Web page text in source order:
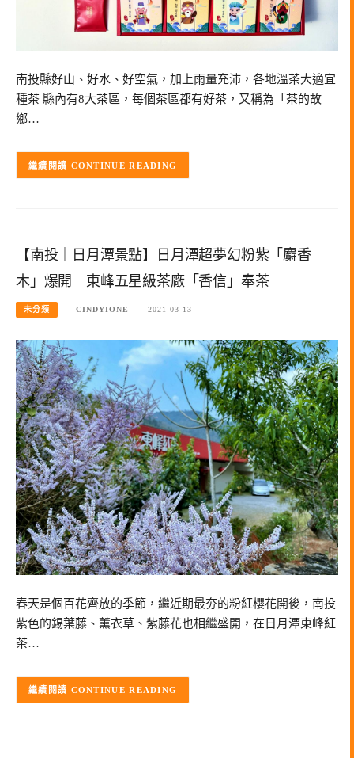
南投縣好山、好水、好空氣，加上雨量充沛，各地溫茶大適宜
種茶 縣內有8大茶區，每個茶區都有好茶，又稱為「茶的故
鄉…
CONTINUE READING
【南投｜日月潭景點】日月潭超夢幻粉紫「麝香
木」爆開 東峰五星級茶廠「香信」奉茶
未分類 CINDYIONE 2021-03-13
春天是個百花齊放的季節，繼近期最夯的粉紅櫻花開後，南投
紫色的錫葉藤、薰衣草、紫藤花也相繼盛開，在日月潭東峰紅
茶…
CONTINUE READING